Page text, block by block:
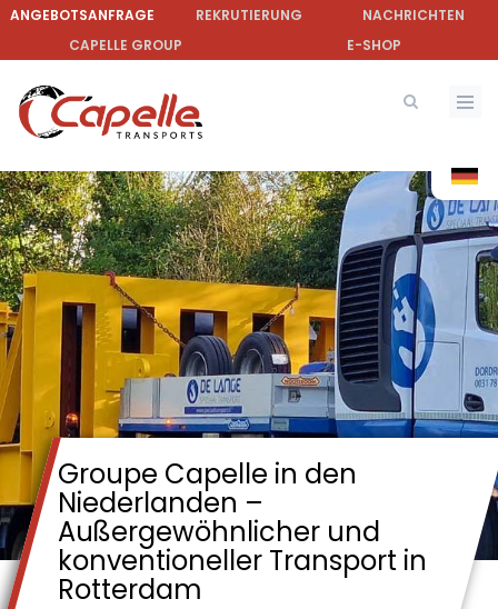
Direkt
Inhalt
ANGEBOTSANFRAGE REKRUTIERUNG
NACHRICHTEN
CAPELLE GROUP
E-SHOP
Groupe Capelle in den
Niederlanden –
Außergewöhnlicher und
konventioneller Transport in
Rotterdam